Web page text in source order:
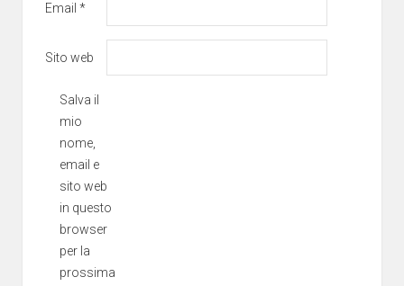
Email *
Sito web
Salva il
mio
nome,
email e
sito web
in questo
browser
per la
prossima